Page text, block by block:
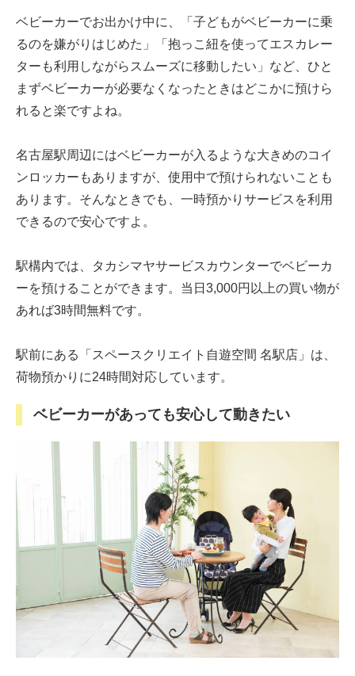
ベビーカーでお出かけ中に、「子どもがベビーカーに乗
るのを嫌がりはじめた」「抱っこ紐を使ってエスカレー
ターも利用しながらスムーズに移動したい」など、ひと
まずベビーカーが必要なくなったときはどこかに預けら
れると楽ですよね。
名古屋駅周辺にはベビーカーが入るような大きめのコイ
ンロッカーもありますが、使用中で預けられないことも
あります。そんなときでも、一時預かりサービスを利用
できるので安心ですよ。
駅構内では、タカシマヤサービスカウンターでベビーカ
ーを預けることができます。当日3,000円以上の買い物が
あれば3時間無料です。
駅前にある「スペースクリエイト自遊空間 名駅店」は、
荷物預かりに24時間対応しています。
ベビーカーがあっても安心して動きたい